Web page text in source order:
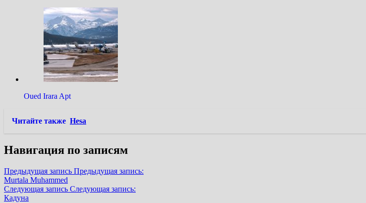
Oued Irara Apt
Читайте также Hesa
Навигация по записям
Предыдущая запись Предыдущая запись:
Murtala Muhammed
Следующая запись Следующая запись:
Кадуна